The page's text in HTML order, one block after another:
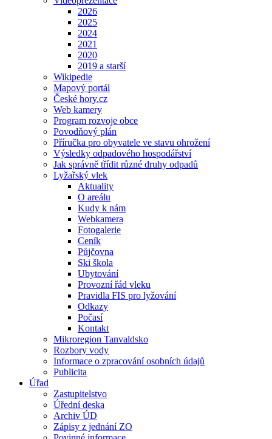
2026
2025
2024
2021
2020
2019 a starší
Wikipedie
Mapový portál
České hory.cz
Web kamery
Program rozvoje obce
Povodňový plán
Příručka pro obyvatele ve stavu ohrožení
Výsledky odpadového hospodářství
Jak správně třídit různé druhy odpadů
Lyžařský vlek
Aktuality
O areálu
Kudy k nám
Webkamera
Fotogalerie
Ceník
Půjčovna
Ski škola
Ubytování
Provozní řád vleku
Pravidla FIS pro lyžování
Odkazy
Počasí
Kontakt
Mikroregion Tanvaldsko
Rozbory vody
Informace o zpracování osobních údajů
Publicita
Úřad
Zastupitelstvo
Úřední deska
Archiv ÚD
Zápisy z jednání ZO